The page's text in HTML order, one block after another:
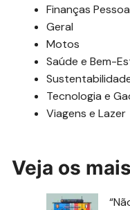
Finanças
Geral
Motos
Saúde e Bem-
Tecnologia e
Viagens e Lazer
Veja os